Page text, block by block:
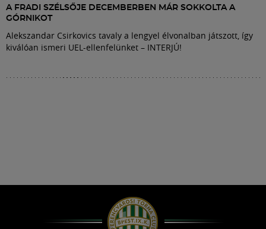
A FRADI SZÉLSŐJE DECEMBERBEN MÁR SOKKOLTA A
GÓRNIKOT
Alekszandar Csirkovics tavaly a lengyel élvonalban játszott, így
kiválóan ismeri UEL-ellenfelünket – INTERJÚ!